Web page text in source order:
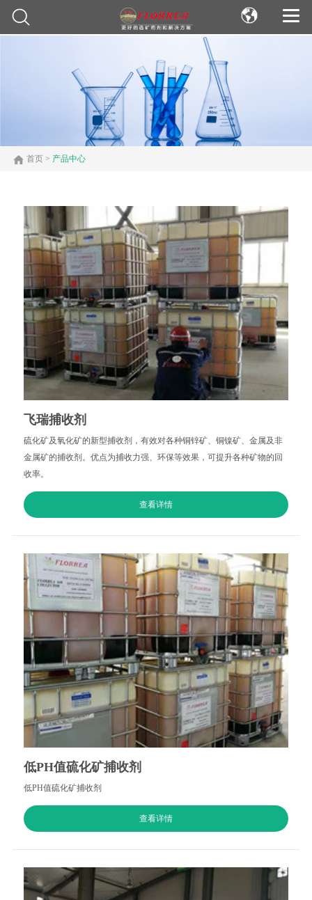
首页 > 产品中心
飞瑞捕收剂
硫化矿及氧化矿的新型捕收剂，有效对各种铜锌矿、铜镍矿、金属及非
金属矿的捕收剂。优点为捕收力强、环保等效果，可提升各种矿物的回
收率。
查看详情
低PH值硫化矿捕收剂
低PH值硫化矿捕收剂
查看详情